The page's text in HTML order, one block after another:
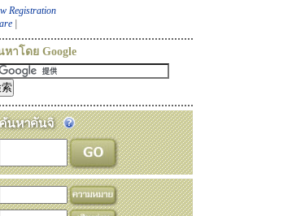
Registration
หาโดย Google